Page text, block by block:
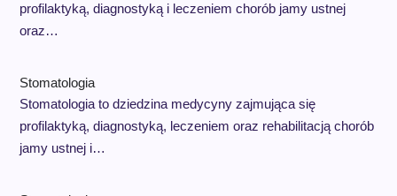
profilaktyką, diagnostyką i leczeniem chorób jamy ustnej
oraz…
Stomatologia
Stomatologia to dziedzina medycyny zajmująca się
profilaktyką, diagnostyką, leczeniem oraz rehabilitacją chorób
jamy ustnej i…